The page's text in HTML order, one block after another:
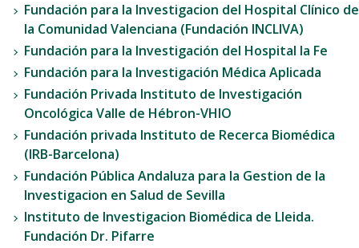
Fundación para la Investigacion del Hospital Clínico de
la Comunidad Valenciana (Fundación INCLIVA)
Fundación para la Investigación del Hospital la Fe
Fundación para la Investigación Médica Aplicada
Fundación Privada Instituto de Investigación
Oncológica Valle de Hébron-VHIO
Fundación privada Instituto de Recerca Biomédica
(IRB-Barcelona)
Fundación Pública Andaluza para la Gestion de la
Investigacion en Salud de Sevilla
Instituto de Investigacion Biomédica de Lleida.
Fundación Dr. Pifarre